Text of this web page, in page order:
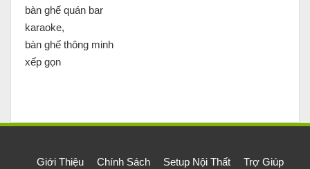
bàn ghế quán bar
karaoke,
bàn ghế thông minh
xếp gọn
Giới Thiệu Chính Sách Setup Nội Thất
Trợ Giúp